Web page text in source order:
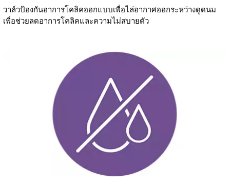
วาล์วป้องกันอาการโคลิคออกแบบเพื่อไล่อากาศออกระหว่างดูดนม
เพื่อช่วยลดอาการโคลิคและความไม่สบายตัว